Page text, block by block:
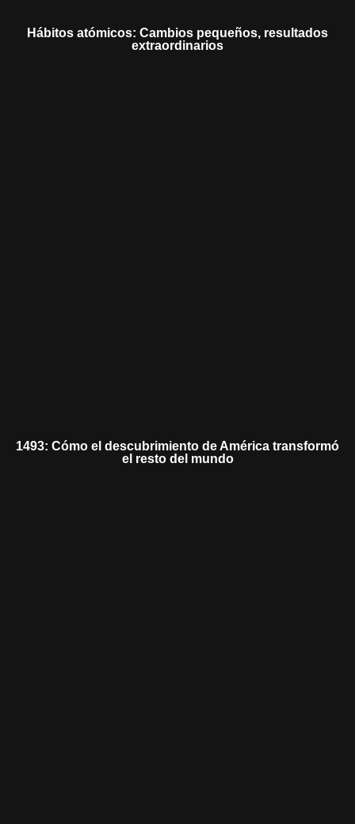
Hábitos atómicos: Cambios pequeños, resultados
extraordinarios
1493: Cómo el descubrimiento de América transformó
el resto del mundo